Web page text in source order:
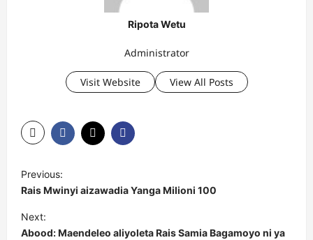
Ripota Wetu
Administrator
Visit Website View All Posts
o
s
t
Previous:
Rais Mwinyi aizawadia Yanga Milioni 100
Next:
Abood: Maendeleo aliyoleta Rais Samia Bagamoyo ni ya